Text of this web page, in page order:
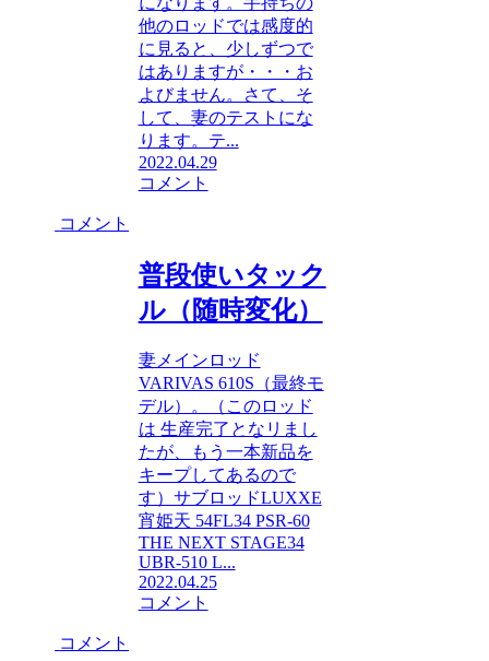
他のロッドでは感度的
に見ると、少しずつで
はありますが・・・お
よびません。さて、そ
して、妻のテストにな
ります。テ...
2022.04.29
コメント
コメント
普段使いタック
ル（随時変化）
妻メインロッド
VARIVAS 610S（最終モ
デル）。（このロッド
は 生産完了となリまし
たが、もう一本新品を
キープしてあるので
す）サブロッドLUXXE
宵姫天 54FL34 PSR-60
THE NEXT STAGE34
UBR-510 L...
2022.04.25
コメント
コメント